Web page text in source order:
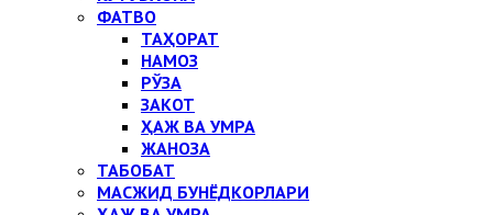
ФАТВО
ТАҲОРАТ
НАМОЗ
РЎЗА
ЗАКОТ
ҲАЖ ВА УМРА
ЖАНОЗА
ТАБОБАТ
МАСЖИД БУНЁДКОРЛАРИ